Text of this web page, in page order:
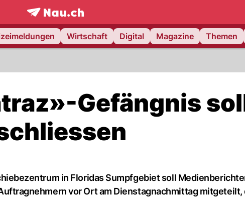
frontpage.NAU.ch
Wirtschaft Digital Magazine Themen
Gefängnis
in Floridas Sumpfgebiet soll
vor Ort am Dienstagnachmittag mitgeteilt,